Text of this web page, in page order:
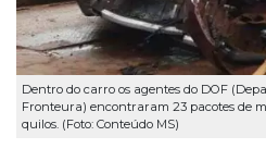
Dentro do carro os agentes do DOF
Fronteura) encontraram 23 pacotes de
quilos. (Foto: Conteúdo MS)